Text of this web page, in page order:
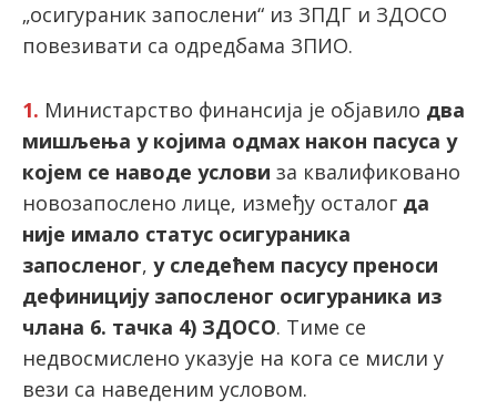
„осигураник запослени“ из ЗПДГ и ЗДОСО
повезивати са одредбама ЗПИО.
1. Министарство финансија је објавило два
мишљења у којима одмах након пасуса у
којем се наводе услови за квалификовано
новозапослено лице, између осталог да
није имало статус осигураника
запосленог, у следећем пасусу преноси
дефиницију запосленог осигураника из
члана 6. тачка 4) ЗДОСО. Тиме се
недвосмислено указује на кога се мисли у
вези са наведеним условом.